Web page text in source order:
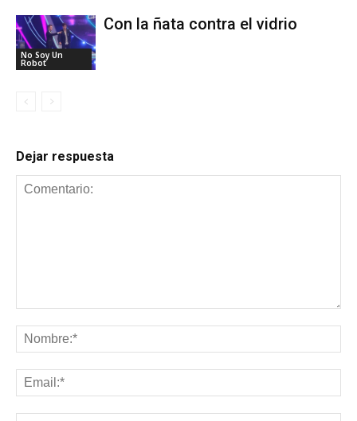
No Soy Un
Robot
Con la ñata contra el vidrio
Dejar respuesta